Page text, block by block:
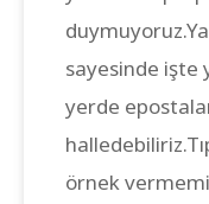
sayesinde işte
yerde
örnek